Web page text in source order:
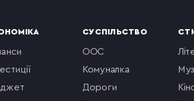
СУСПІЛЬСТВО
ООС
комуналка
Дороги